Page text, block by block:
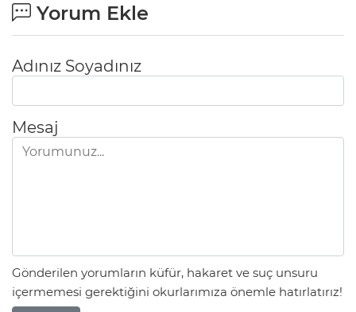
Yorum Ekle
Adınız Soyadınız
Mesaj
Gönderilen yorumların küfür, hakaret ve suç unsuru
içermemesi gerektiğini okurlarımıza önemle hatırlatırız!